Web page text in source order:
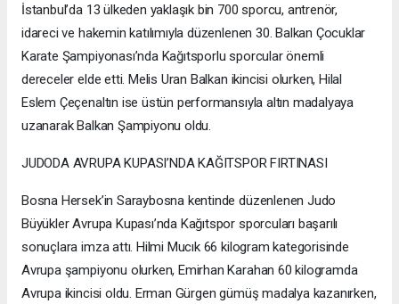
İstanbul’da 13 ülkeden yaklaşık bin 700 sporcu, antrenör,
idareci ve hakemin katılımıyla düzenlenen 30. Balkan Çocuklar
Karate Şampiyonası’nda Kağıtsporlu sporcular önemli
dereceler elde etti. Melis Uran Balkan ikincisi olurken, Hilal
Eslem Çeçenaltın ise üstün performansıyla altın madalyaya
uzanarak Balkan Şampiyonu oldu.
JUDODA AVRUPA KUPASI’NDA KAĞITSPOR FIRTINASI
Bosna Hersek’in Saraybosna kentinde düzenlenen Judo
Büyükler Avrupa Kupası’nda Kağıtspor sporcuları başarılı
sonuçlara imza attı. Hilmi Mucık 66 kilogram kategorisinde
Avrupa şampiyonu olurken, Emirhan Karahan 60 kilogramda
Avrupa ikincisi oldu. Erman Gürgen gümüş madalya kazanırken,